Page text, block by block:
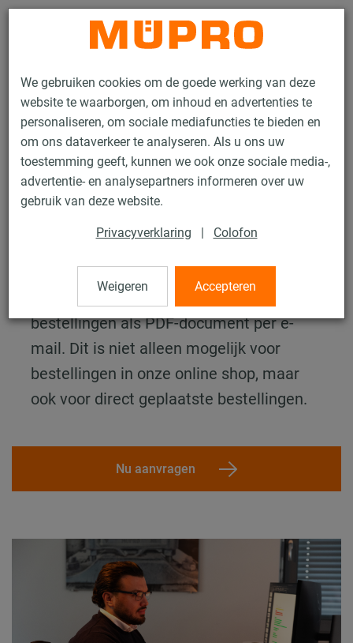
We gebruiken cookies om de goede werking van deze
website te waarborgen, om inhoud en advertenties te
personaliseren, om sociale mediafuncties te bieden en
om ons dataverkeer te analyseren. Als u ons uw
toestemming geeft, kunnen we ook onze sociale media-,
advertentie- en analysepartners informeren over uw
gebruik van deze website.
Privacyverklaring | Colofon
Weigeren Accepteren
Contact
Services Digitale services Electronische rekening
Handig, snel en gratis
Wij sturen u graag de facturen voor uw
bestellingen als PDF-document per e-
mail. Dit is niet alleen mogelijk voor
bestellingen in onze online shop, maar
ook voor direct geplaatste bestellingen.
Nu aanvragen